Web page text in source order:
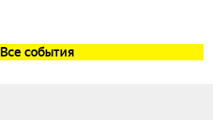
Все события